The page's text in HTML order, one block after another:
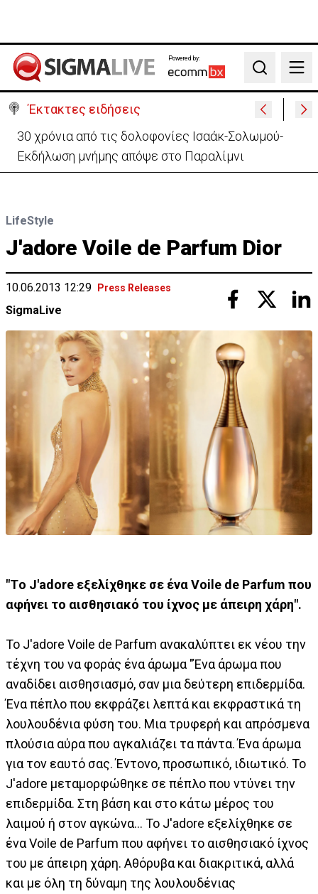
Powered by:
Search
Έκτακτες ειδήσεις
30 χρόνια από τις δολοφονίες Ισαάκ-Σολωμού-
Εκδήλωση μνήμης απόψε στο Παραλίμνι
LifeStyle
J'adore Voile de Parfum Dior
10.06.2013 12:29 Press Releases
SigmaLive
"Τo J'adore εξελίχθηκε σε ένα Voile de Parfum που
αφήνει το αισθησιακό του ίχνος με άπειρη χάρη".
Το J'adore Voile de Parfum ανακαλύπτει εκ νέου την
τέχνη του να φοράς ένα άρωμα "Ένα άρωμα που
αναδίδει αισθησιασμό, σαν μια δεύτερη επιδερμίδα.
Ένα πέπλο που εκφράζει λεπτά και εκφραστικά τη
λουλουδένια φύση του. Μια τρυφερή και απρόσμενα
πλούσια αύρα που αγκαλιάζει τα πάντα. Ένα άρωμα
για τον εαυτό σας. Έντονο, προσωπικό, ιδιωτικό. Το
J'adore μεταμορφώθηκε σε πέπλο που ντύνει την
επιδερμίδα. Στη βάση και στο κάτω μέρος του
λαιμού ή στον αγκώνα… Το J'adore εξελίχθηκε σε
ένα Voile de Parfum που αφήνει το αισθησιακό ίχνος
του με άπειρη χάρη. Αθόρυβα και διακριτικά, αλλά
και με όλη τη δύναμη της λουλουδένιας